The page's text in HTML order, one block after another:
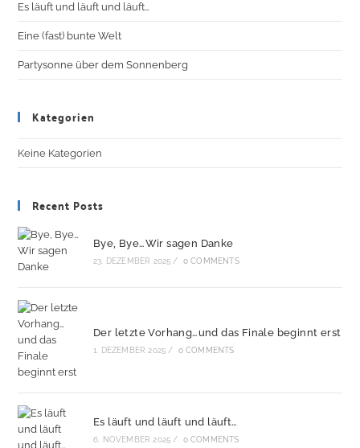
Es läuft und läuft und läuft…
Eine (fast) bunte Welt
Partysonne über dem Sonnenberg
Kategorien
Keine Kategorien
Recent Posts
Bye, Bye…Wir sagen Danke
23. DEZEMBER 2025 / 0 COMMENTS
Der letzte Vorhang…und das Finale beginnt erst
1. DEZEMBER 2025 / 0 COMMENTS
Es läuft und läuft und läuft…
6. NOVEMBER 2025 / 0 COMMENTS